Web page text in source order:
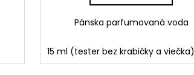
Pánska parfumovaná voda
15 ml (tester bez krabičky a viečka)